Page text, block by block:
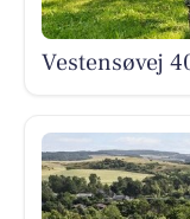
Vestensøvej